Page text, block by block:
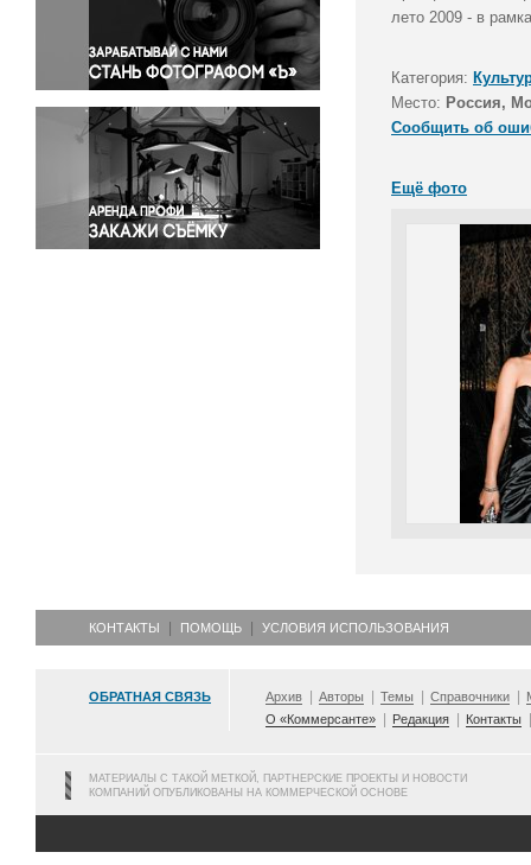
Правосудие
Происшествия и конфликты
Религия
Светская жизнь
Спорт
Экология
Экономика и бизнес
лето 2009 - в
Категория:
Место: Россия,
Сообщить об
Ещё фото
КОНТАКТЫ ПОМОЩЬ УСЛОВИЯ ИСПОЛЬЗОВАНИЯ
ОБРАТНАЯ СВЯЗЬ Архив Авторы Темы Справочники
О «Коммерсанте»
Редакция Контакты
МАТЕРИАЛЫ С ТАКОЙ МЕТКОЙ, ПАРТНЕРСКИЕ ПРОЕКТЫ И НОВОСТИ
КОМПАНИЙ ОПУБЛИКОВАНЫ НА КОММЕРЧЕСКОЙ ОСНОВЕ